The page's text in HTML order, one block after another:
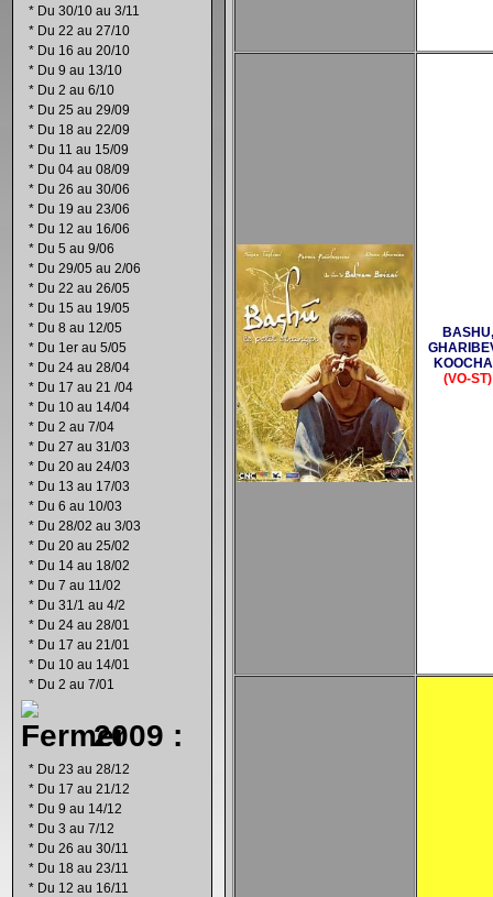
* Du 30/10 au 3/11
* Du 22 au 27/10
* Du 16 au 20/10
* Du 9 au 13/10
* Du 2 au 6/10
* Du 25 au 29/09
* Du 18 au 22/09
* Du 11 au 15/09
* Du 04 au 08/09
* Du 26 au 30/06
* Du 19 au 23/06
* Du 12 au 16/06
* Du 5 au 9/06
* Du 29/05 au 2/06
* Du 22 au 26/05
* Du 15 au 19/05
* Du 8 au 12/05
* Du 1er au 5/05
* Du 24 au 28/04
* Du 17 au 21 /04
* Du 10 au 14/04
* Du 2 au 7/04
* Du 27 au 31/03
* Du 20 au 24/03
* Du 13 au 17/03
* Du 6 au 10/03
* Du 28/02 au 3/03
* Du 20 au 25/02
* Du 14 au 18/02
* Du 7 au 11/02
* Du 31/1 au 4/2
* Du 24 au 28/01
* Du 17 au 21/01
* Du 10 au 14/01
* Du 2 au 7/01
2009 :
* Du 23 au 28/12
* Du 17 au 21/12
* Du 9 au 14/12
* Du 3 au 7/12
* Du 26 au 30/11
* Du 18 au 23/11
* Du 12 au 16/11
BASHU,
(VO-ST)